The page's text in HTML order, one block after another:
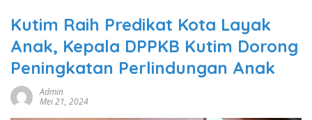
Kutim Raih Predikat Kota Layak
Anak, Kepala DPPKB Kutim Dorong
Peningkatan Perlindungan Anak
Admin
Mei 21, 2024